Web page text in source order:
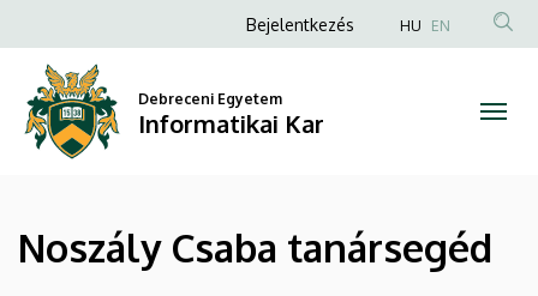
Csaba
tanársegéd
Informatikai
Kar
a
tartalomra
Anonim
fiók
menüje
Bejelentkezés HU EN
Debreceni Egyetem
Informatikai Kar
Noszály Csaba tanársegéd